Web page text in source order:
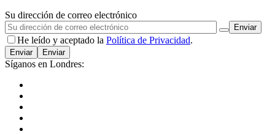
Su dirección de correo electrónico
He leído y aceptado la Política de Privacidad.
Enviar
Síganos en Londres: